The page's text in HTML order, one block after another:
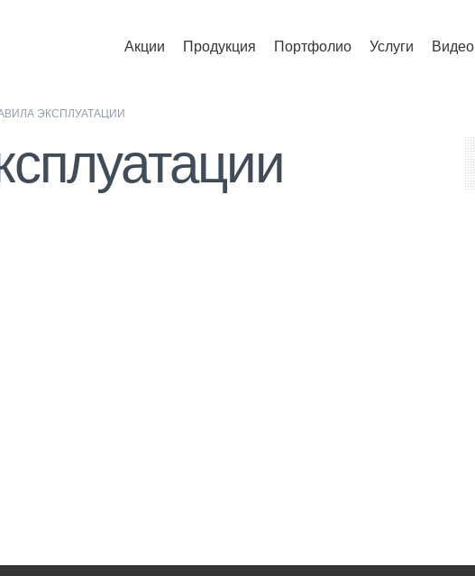
Акции Продукция Портфолио Услуги Видео
ЭКСПЛУАТАЦИИ